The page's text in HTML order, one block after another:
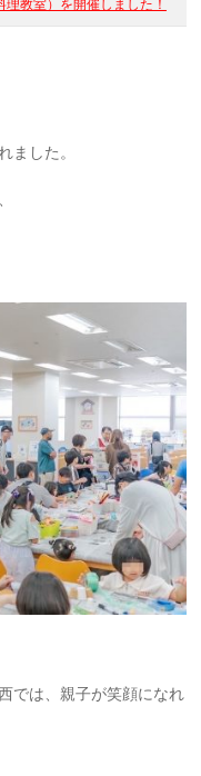
教室）を開催しました！
ました。
では、親子が笑顔になれ